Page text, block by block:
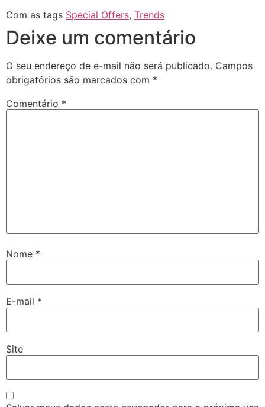
Com as tags Special Offers, Trends
Deixe um comentário
O seu endereço de e-mail não será publicado. Campos
obrigatórios são marcados com *
Comentário *
Nome *
E-mail *
Site